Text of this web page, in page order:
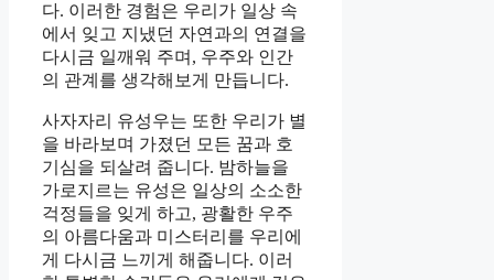
다. 이러한 경험은 우리가 일상 속
에서 잊고 지냈던 자연과의 연결을
다시금 일깨워 주며, 우주와 인간
의 관계를 생각해보게 만듭니다.
사자자리 유성우는 또한 우리가 별
을 바라보며 가졌던 모든 꿈과 호
기심을 되살려 줍니다. 밤하늘을
가로지르는 유성은 일상의 소소한
걱정들을 잊게 하고, 광활한 우주
의 아름다움과 미스터리를 우리에
게 다시금 느끼게 해줍니다. 이러